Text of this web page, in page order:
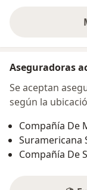
Aseguradoras
Se aceptan
según la
Compañía De
Suramericana
Compañía De